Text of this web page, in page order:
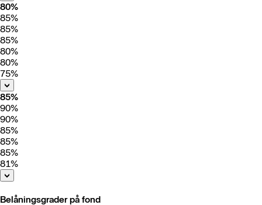
80%
85%
85%
85%
80%
80%
75%
85%
90%
90%
85%
85%
85%
81%
Belåningsgrader på fond